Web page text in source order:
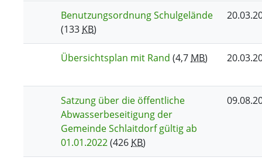
Benutzungsordnung Schulgelände
(133KB)
Übersichtsplan mit Rand (4,7MB)
Satzung über die öffentliche
Abwasserbeseitigung der
Gemeinde Schlaitdorf gültig ab
01.01.2022(426KB)